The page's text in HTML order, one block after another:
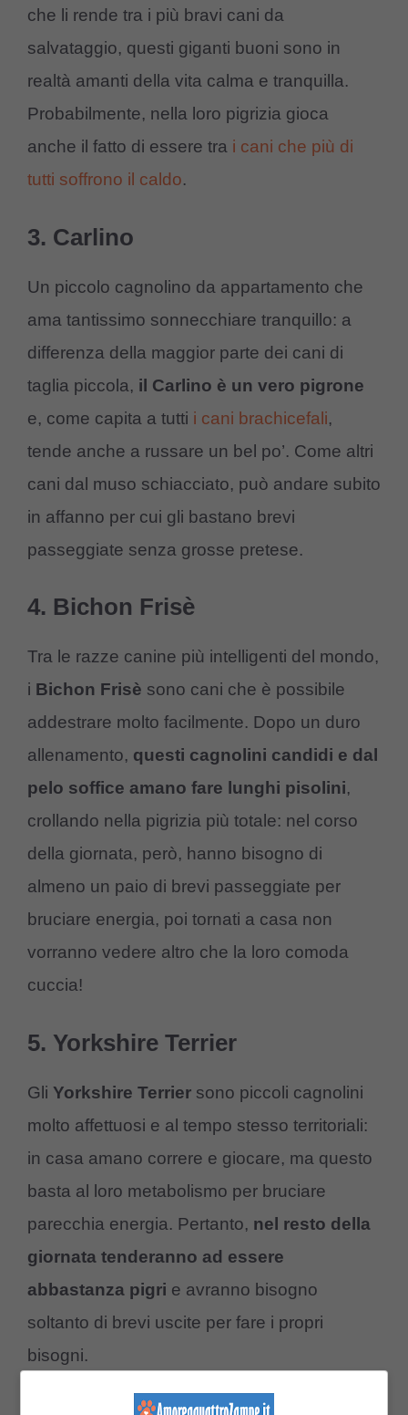
che li rende tra i più bravi cani da
salvataggio, questi giganti buoni sono in
realtà amanti della vita calma e tranquilla.
Probabilmente, nella loro pigrizia gioca
anche il fatto di essere tra i cani che più di
tutti soffrono il caldo.
3. Carlino
Un piccolo cagnolino da appartamento che
ama tantissimo sonnecchiare tranquillo: a
differenza della maggior parte dei cani di
taglia piccola, il Carlino è un vero pigrone
e, come capita a tutti i cani brachicefali,
tende anche a russare un bel po’. Come altri
cani dal muso schiacciato, può andare subito
in affanno per cui gli bastano brevi
passeggiate senza grosse pretese.
4. Bichon Frisè
Tra le razze canine più intelligenti del mondo,
i Bichon Frisè sono cani che è possibile
addestrare molto facilmente. Dopo un duro
allenamento, questi cagnolini candidi e dal
pelo soffice amano fare lunghi pisolini,
crollando nella pigrizia più totale: nel corso
della giornata, però, hanno bisogno di
almeno un paio di brevi passeggiate per
bruciare energia, poi tornati a casa non
vorranno vedere altro che la loro comoda
cuccia!
5. Yorkshire Terrier
Gli Yorkshire Terrier sono piccoli cagnolini
molto affettuosi e al tempo stesso territoriali:
in casa amano correre e giocare, ma questo
basta al loro metabolismo per bruciare
parecchia energia. Pertanto, nel resto della
giornata tenderanno ad essere
abbastanza pigri e avranno bisogno
soltanto di brevi uscite per fare i propri
bisogni.